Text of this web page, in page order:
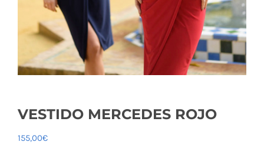
VESTIDO MERCEDES ROJO
155,00€